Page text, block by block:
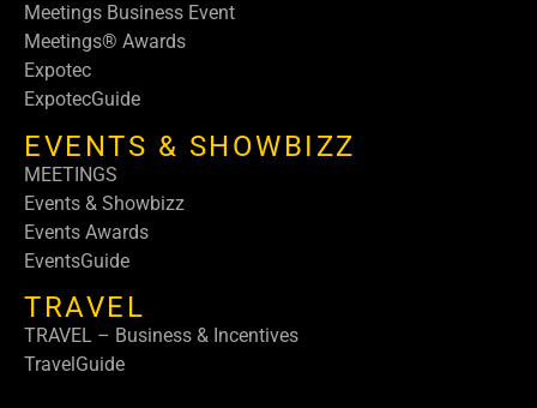
Meetings Business Event
Meetings® Awards
Expotec
ExpotecGuide
EVENTS & SHOWBIZZ
MEETINGS
Events & Showbizz
Events Awards
EventsGuide
TRAVEL
TRAVEL – Business & Incentives
TravelGuide